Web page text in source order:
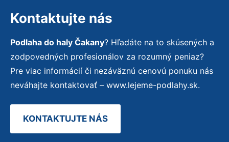
Kontaktujte nás
Podlaha do haly Čakany? Hľadáte na to skúsených a
zodpovedných profesionálov za rozumný peniaz?
Pre viac informácií či nezáväznú cenovú ponuku nás
neváhajte kontaktovať – www.lejeme-podlahy.sk.
KONTAKTUJTE NÁS